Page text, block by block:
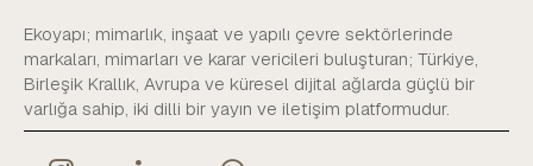
Ekoyapı; mimarlık, inşaat ve yapılı çevre sektörlerinde
markaları, mimarları ve karar vericileri buluşturan; Türkiye,
Birleşik Krallık, Avrupa ve küresel dijital ağlarda güçlü bir
varlığa sahip, iki dilli bir yayın ve iletişim platformudur.